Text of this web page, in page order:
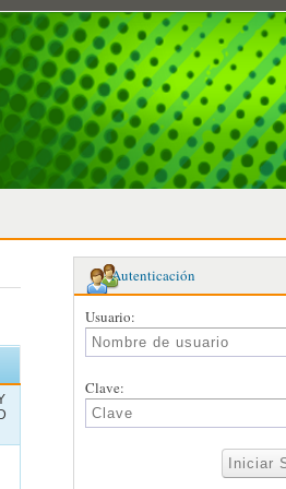
Autenticación
Usuario:
Clave: